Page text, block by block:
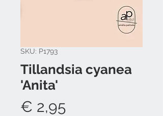
SKU: P1793
Tillandsia cyanea
'Anita'
€ 2,95Preço